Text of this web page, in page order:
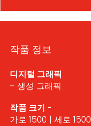
작품 정보
디지털 그래픽
- 생성 그래픽
작품 크기 -
가로 1500 | 세로 1500